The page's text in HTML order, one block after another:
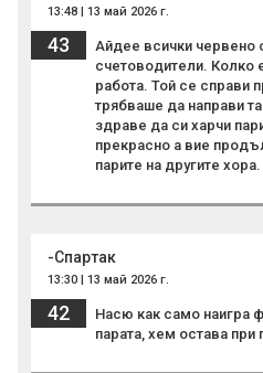
13:48 | 13 май 2026 г.
43
Айдее всички червено
счетоводители. Колко
работа. Той се справи
трябваше да направи
здраве да си харчи
прекрасно а вие
парите на другите хора.
-Спартак
13:30 | 13 май 2026 г.
42
Насю как само наигра
парата, хем остава при